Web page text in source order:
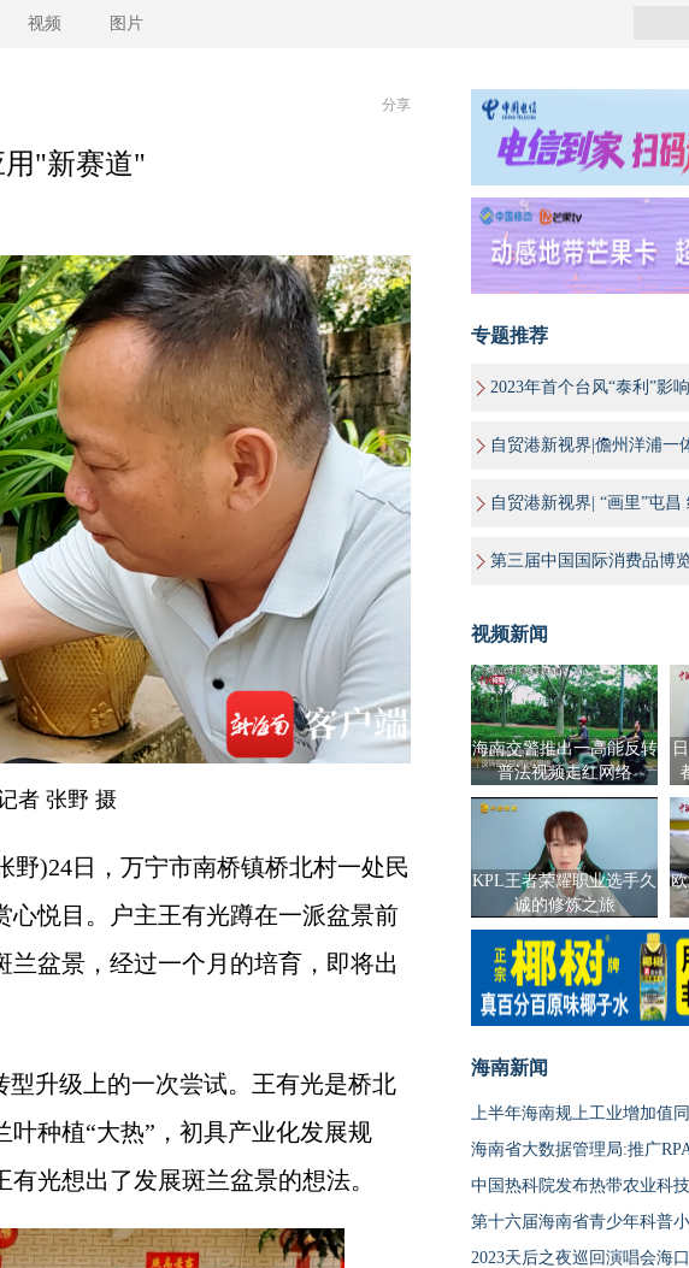
视频 图片
分享
"新赛道"
者 张野 摄
)24日，万宁市南桥镇桥北村一处民
心悦目。户主王有光蹲在一派盆景前
盆景，经过一个月的培育，即将出
升级上的一次尝试。王有光是桥北
种植“大热”，初具产业化发展规
光想出了发展斑兰盆景的想法。
专题推荐
2023年首个台风“泰利”影
自贸港新视界|儋州洋浦一
自贸港新视界| “画里”屯
第三届中国国际消费品博
视频新闻
海南交警推出一高能反转
普法视频走红网络
KPL王者荣耀职业选手久
诚的修炼之旅
海南新闻
2023天后之夜巡回演唱会海